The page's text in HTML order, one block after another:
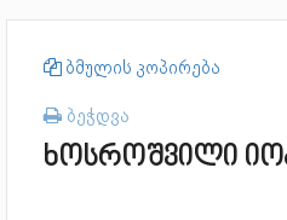
ბმულის კოპირება
ბეჭდვა
ხოსროშვილი